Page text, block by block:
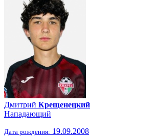
Дмитрий Крещенецкий
Нападающий
Дата рождения: 19.09.2008